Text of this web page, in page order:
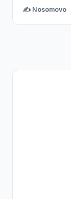
✍️ Nosomovo